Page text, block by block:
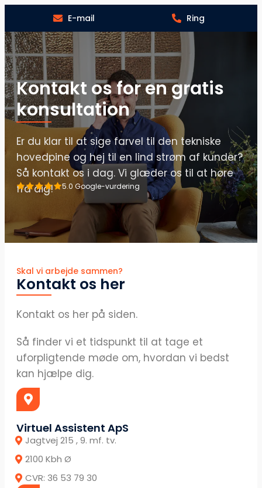
E-mail Ring
Kontakt os for en gratis
konsultation
Er du klar til at sige farvel til den tekniske
hovedpine og hej til en lind strøm af kunder?
Så kontakt os i dag. Vi glæder os til at høre
fra dig!
5.0 Google-vurdering
Skal vi arbejde sammen?
Kontakt os her
Kontakt os her på siden.
Så finder vi et tidspunkt til at tage et
uforpligtende møde om, hvordan vi bedst
kan hjælpe dig.
Virtuel Assistent ApS
Jagtvej 215 , 9. mf. tv.
2100 Kbh Ø
CVR: 36 53 79 30